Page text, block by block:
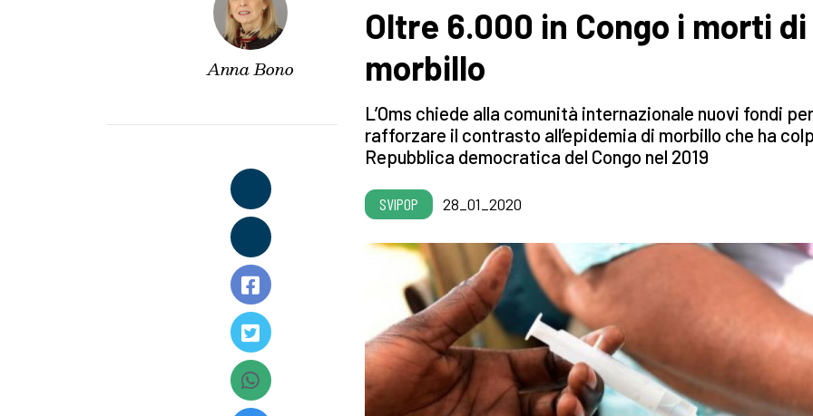
Anna Bono
Oltre 6.000 in Congo i morti di
morbillo
L’Oms chiede alla comunità internazionale nuovi fondi per
rafforzare il contrasto all’epidemia di morbillo che ha
Repubblica democratica del Congo nel 2019
SVIPOP 28_01_2020